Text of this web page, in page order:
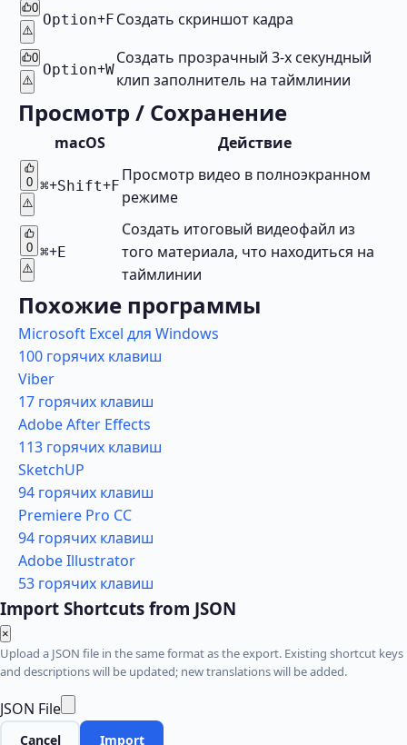
0
⚠️
Option+F Создать скриншот кадра
0
⚠️
Option+W
Cоздать прозрачный 3-х секундный
клип заполнитель на таймлинии
Просмотр / Сохранение
macOS Действие
0
⚠️
⌘+Shift+F
Просмотр видео в полноэкранном
режиме
0
⚠️
⌘+E
Создать итоговый видеофайл из
того материала, что находиться на
таймлинии
Похожие программы
Microsoft Excel для Windows
100 горячих клавиш
Viber
17 горячих клавиш
Adobe After Effects
113 горячих клавиш
SketchUP
94 горячих клавиш
Premiere Pro CC
94 горячих клавиш
Adobe Illustrator
53 горячих клавиш
Import Shortcuts from JSON
×
Upload a JSON file in the same format as the export. Existing shortcut keys
and descriptions will be updated; new translations will be added.
JSON File
Cancel Import